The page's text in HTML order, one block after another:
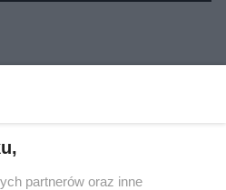
partnerów oraz inne